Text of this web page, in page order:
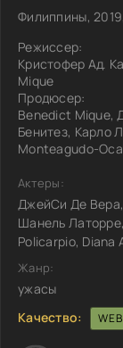
Филиппины,
Режиссер:
Кристофер Ад.
Mique
Продюсер:
Benedict Mique,
Бенитез, Карло
Monteagudo-
Актеры:
ДжейСи Де Вера,
Шанель
Policarpio, Diana
Жанр:
ужасы
Качество: